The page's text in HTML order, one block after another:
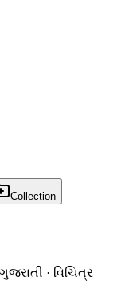
Collection
· વિચિત્ર